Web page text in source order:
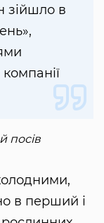
зійшло в
посів
в перший і